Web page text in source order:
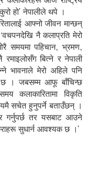
हो’ नेपालीले थपे ।
आफ्नो जीवन मान्छन्
नै कलाप्रति मेरो
समयमा पहिचान, भ्रमण,
नै रमाइलोसँग बित्ने र नेपाली
भावनाले मेरो अहिले पनि
छ । जबसम्म आफू बाँचिन्छ
कलाकारितामा विकृति
सचेत हुनुपर्ने बताउँछन् ।
गर्नुपर्छ तर यसबाट आउने
सुधार्न आवश्यक छ ।’